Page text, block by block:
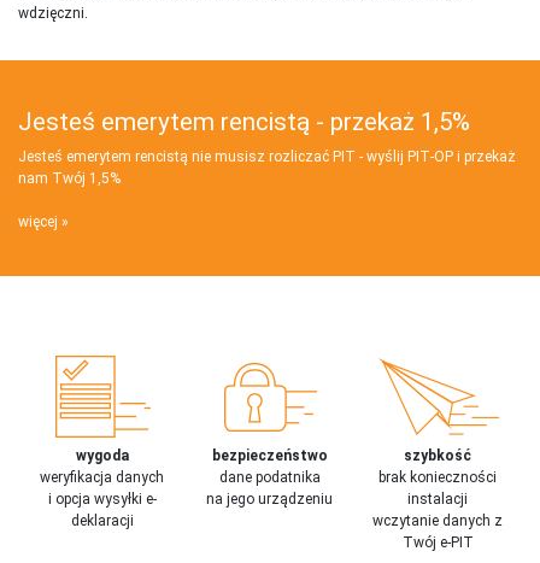
wdzięczni.
Jesteś emerytem rencistą - przekaż 1,5%
Jesteś emerytem rencistą nie musisz rozliczać PIT - wyślij PIT‑OP i przekaż
nam Twój 1,5%
więcej
wygoda
weryfikacja danych
i opcja wysyłki e-
deklaracji
bezpieczeństwo
dane podatnika
na jego urządzeniu
szybkość
brak konieczności
instalacji
wczytanie danych z
Twój e-PIT